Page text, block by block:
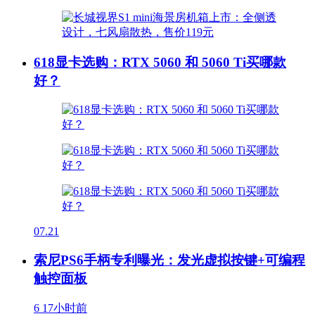
618显卡选购：RTX 5060 和 5060 Ti买哪款
好？
07.21
索尼PS6手柄专利曝光：发光虚拟按键+可编程
触控面板
6 17小时前